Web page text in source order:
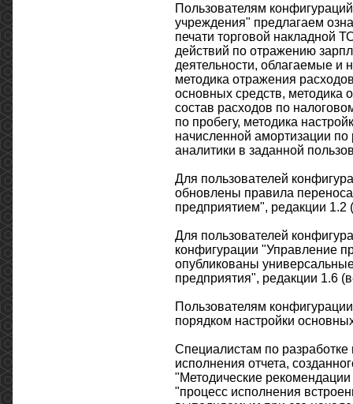
Пользователям
учреждения" предлагаем
печати торговой накладной
действий по отражению
деятельности, облагаемые
методика отражения
основных средств, методика
состав расходов по
по пробегу, методика
начисленной амортизации по
аналитики в заданной
Для пользователей
обновлены правила
предприятием", редакции 1.2
Для пользователей
конфигурации "Управление
опубликованы
предприятия", редакции 1.6
Пользователям
порядком настройки
Специалистам по
исполнения отчета,
"Методические
"процесс исполнения